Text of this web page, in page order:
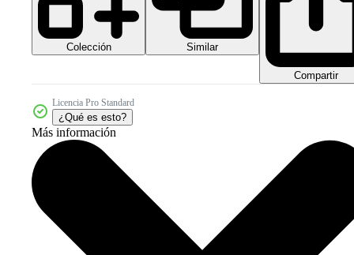
Colección Similar
Compartir
Licencia Pro Standard
¿Qué es esto?
Más información